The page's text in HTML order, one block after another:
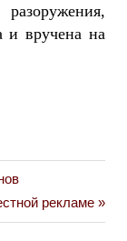
и вручена на
рекламе